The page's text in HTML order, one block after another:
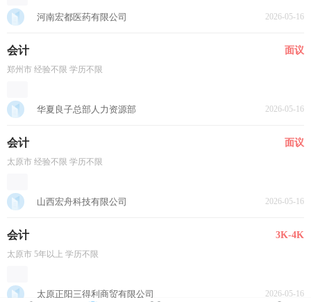
河南宏都医药有限公司 2026-05-16
会计 面议
郑州市 经验不限 学历不限
华夏良子总部人力资源部 2026-05-16
会计 面议
太原市 经验不限 学历不限
山西宏舟科技有限公司 2026-05-16
会计 3K-4K
太原市 5年以上 学历不限
太原正阳三得利商贸有限公司 2026-05-16